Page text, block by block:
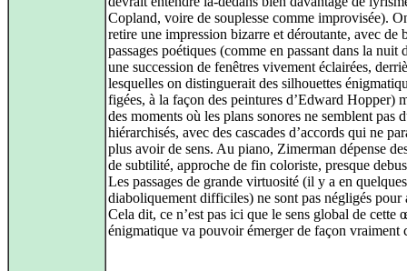
Copland, voire de souplesse comme improvisée).
retire une impression bizarre et déroutante, avec de
passages poétiques (comme en passant dans la nuit
une succession de fenêtres vivement éclairées,
lesquelles on distinguerait des silhouettes
figées, à la façon des peintures d’Edward Hopper)
des moments où les plans sonores ne semblent pas
hiérarchisés, avec des cascades d’accords qui ne
plus avoir de sens. Au piano, Zimerman dépense
de subtilité, approche de fin coloriste, presque
Les passages de grande virtuosité (il y a en
diaboliquement difficiles) ne sont pas négligés pour
Cela dit, ce n’est pas ici que le sens global de cette
énigmatique va pouvoir émerger de façon vraiment